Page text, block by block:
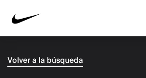
Volver a la búsqueda